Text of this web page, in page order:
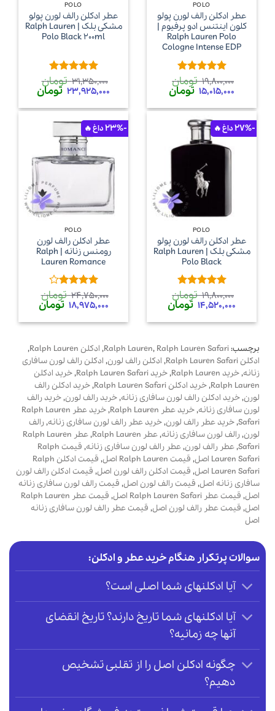
POLO
عطر ادکلن رالف لورن پولو
کلون اینتنس ادو پرفیوم |
Ralph Lauren Polo
Cologne Intense EDP
امتیاز5از
5
19,800,000 تومان
قیمت
اصلی
19,800,000 تومان
بود.
15,015,000 تومان
15,015,000 تومان
است.
POLO
عطر ادکلن رالف لورن پولو
مشکی بلک | Ralph Lauren
Polo Black 200ml
امتیاز5از
5
31,350,000 تومان
قیمت
اصلی
31,350,000 تومان
بود.
23,925,000 تومان
است.
-27%
POLO
عطر ادکلن رالف لورن پولو
مشکی بلک | Ralph Lauren
Polo Black
امتیاز5از
5
19,800,000 تومان
قیمت
اصلی
19,800,000 تومان
بود.
14,520,000 تومان
14,520,000 تومان
است.
-23%
POLO
عطر ادکلن رالف لورن
رومنس زنانه | Ralph
Lauren Romance
امتیاز4
از 5
24,750,000 تومان
قیمت
اصلی
24,750,000 تومان
بود.
18,975,000 تومان
است.
برچسب: Ralph Lauren, Ralph Lauren Safari
, ادکلن Ralph Lauren
,
ادکلن Ralph Lauren Safari
, ادکلن رالف لورن, ادکلن رالف لورن سافاری
زنانه,خرید Ralph Lauren ,خرید Ralph Lauren Safari ,خرید ادکلن
Ralph Lauren
,خرید ادکلن Ralph Lauren Safari ,خرید ادکلن رالف
لورن,خرید ادکلن رالف لورن سافاری زنانه,خرید رالف لورن,خرید رالف
لورن سافاری زنانه,خرید عطر Ralph Lauren ,
خرید عطر Ralph Lauren
Safari
,خرید عطر رالف لورن,خرید عطر رالف لورن سافاری زنانه,رالف
لورن,رالف لورن سافاری زنانه,عطر Ralph Lauren ,
عطر Ralph Lauren
Safari
,عطر رالف لورن,عطر رالف لورن سافاری زنانه,
قیمت Ralph
Lauren Safari اصل
, قیمت Ralph Lauren اصل ,
قیمت ادکلن Ralph
Lauren Safari اصل
, قیمت ادکلن رالف لورن اصل, قیمت ادکلن رالف لورن
سافاری زنانه اصل, قیمت رالف لورن اصل, قیمت رالف لورن سافاری زنانه
اصل, قیمت عطر Ralph Lauren Safari اصل ,
قیمت عطر Ralph Lauren
اصل, قیمت عطر رالف لورن اصل, قیمت عطر رالف لورن سافاری زنانه
اصل
سوالات پرتکرار هنگام خرید عطر و ادکلن:
آیا ادکلنهای شما اصلی است؟
آیا ادکلنهای شما تاریخ دارند؟ تاریخ انقضای
آنها چه زمانیه؟
چگونه ادکلن اصل را از تقلبی تشخیص
دهیم؟